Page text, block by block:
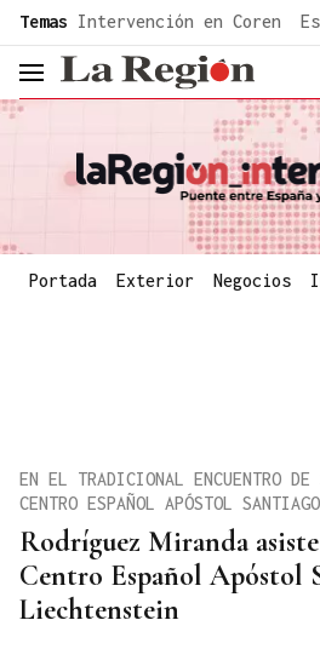
common.go-to-content
Temas Intervención en Coren
header.menu.open
Portada Exterior Negocios
Rodríguez Miranda
Centro Español Apóstol
Liechtenstein
EN EL TRADICIONAL ENCUENTRO
CENTRO ESPAÑOL APÓSTOL SANTIAGO